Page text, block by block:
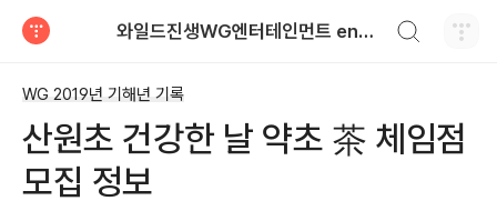
와일드진생WG엔터테인먼트 entertainment
WG 2019년 기해년 기록
산원초 건강한 날 약초 茶 체임점
모집 정보